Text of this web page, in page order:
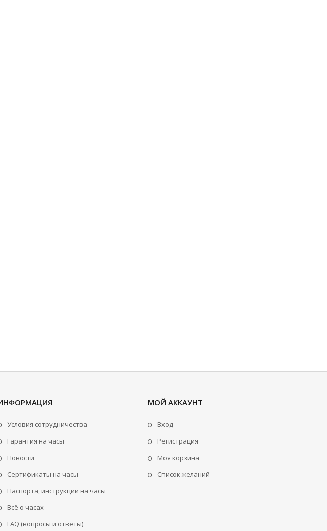
Условия сотрудничества
Гарантия на часы
Новости
Сертификаты на часы
Паспорта, инструкции на часы
Всё о часах
FAQ (вопросы и ответы)
МОЙ АККАУНТ
Вход
Регистрация
Моя корзина
Cписок желаний